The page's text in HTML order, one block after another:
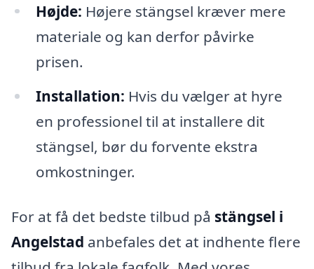
Højde: Højere stängsel kræver mere
materiale og kan derfor påvirke
prisen.
Installation: Hvis du vælger at hyre
en professionel til at installere dit
stängsel, bør du forvente ekstra
omkostninger.
For at få det bedste tilbud på stängsel i
Angelstad anbefales det at indhente flere